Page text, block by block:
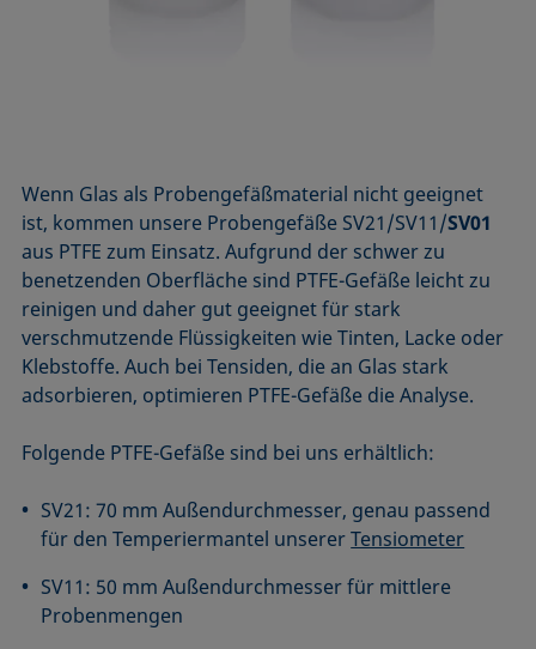
Wenn Glas als Probengefäßmaterial nicht geeignet
ist, kommen unsere Probengefäße SV21/SV11/SV01
aus PTFE zum Einsatz. Aufgrund der schwer zu
benetzenden Oberfläche sind PTFE-Gefäße leicht zu
reinigen und daher gut geeignet für stark
verschmutzende Flüssigkeiten wie Tinten, Lacke oder
Klebstoffe. Auch bei Tensiden, die an Glas stark
adsorbieren, optimieren PTFE-Gefäße die Analyse.
Folgende PTFE-Gefäße sind bei uns erhältlich:
SV21: 70 mm Außendurchmesser, genau passend
für den Temperiermantel unsererTensiometer
SV11: 50 mm Außendurchmesser für mittlere
Probenmengen